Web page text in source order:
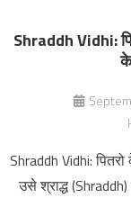
Shraddh Vidhi:
Shraddh Vidhi: पितरो
उसे श्राद्ध